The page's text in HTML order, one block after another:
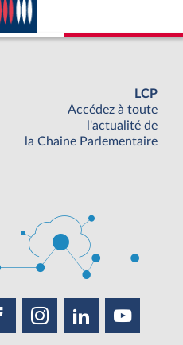
LCP
Accédez à toute
l'actualité de
la Chaine Parlementaire